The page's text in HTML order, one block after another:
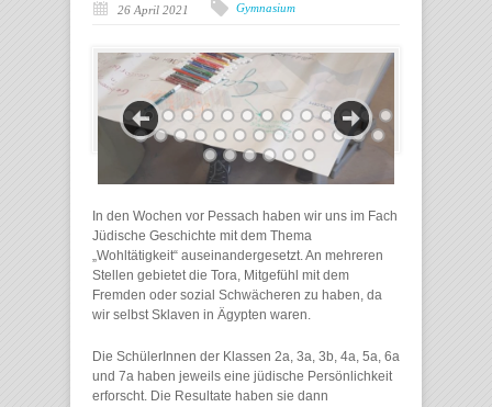
26 April 2021 Gymnasium
In den Wochen vor Pessach haben wir uns im Fach
Jüdische Geschichte mit dem Thema
„Wohltätigkeit“ auseinandergesetzt. An mehreren
Stellen gebietet die Tora, Mitgefühl mit dem
Fremden oder sozial Schwächeren zu haben, da
wir selbst Sklaven in Ägypten waren.
Die SchülerInnen der Klassen 2a, 3a, 3b, 4a, 5a, 6a
und 7a haben jeweils eine jüdische Persönlichkeit
erforscht. Die Resultate haben sie dann